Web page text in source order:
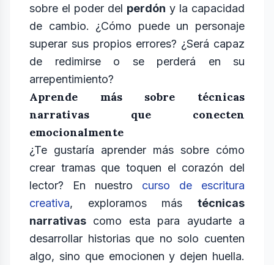
sobre el poder del perdón y la capacidad
de cambio. ¿Cómo puede un personaje
superar sus propios errores? ¿Será capaz
de redimirse o se perderá en su
arrepentimiento?
Aprende más sobre técnicas
narrativas que conecten
emocionalmente
¿Te gustaría aprender más sobre cómo
crear tramas que toquen el corazón del
lector? En nuestro curso de escritura
creativa, exploramos más técnicas
narrativas como esta para ayudarte a
desarrollar historias que no solo cuenten
algo, sino que emocionen y dejen huella.